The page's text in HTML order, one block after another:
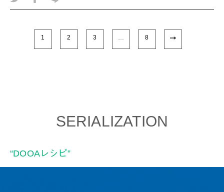
1 2 3 … 8
SERIALIZATION
“DOOAレシピ”